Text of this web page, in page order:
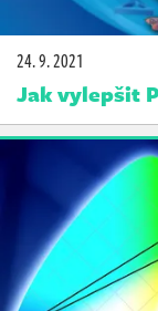
24. 9. 2021
Jak vylepšit